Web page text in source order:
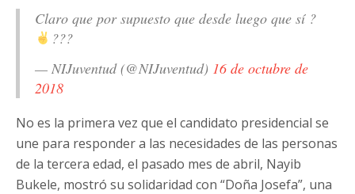
Claro que por supuesto que desde luego que sí ?
???
— NIJuventud (@NIJuventud) 16 de octubre de
2018
No es la primera vez que el candidato presidencial se
une para responder a las necesidades de las personas
de la tercera edad, el pasado mes de abril, Nayib
Bukele, mostró su solidaridad con “Doña Josefa”, una